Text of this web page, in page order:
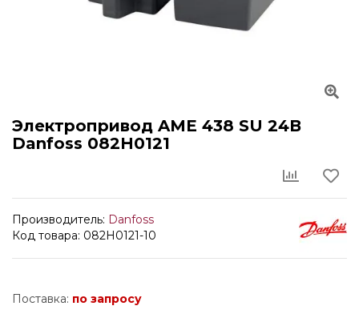
Электропривод AME 438 SU 24В
Danfoss 082H0121
Производитель: Danfoss
Код товара: 082H0121-10
Поставка: по запросу